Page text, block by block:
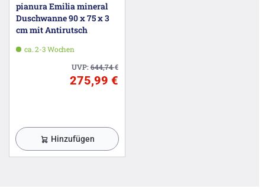
pianura Emilia mineral
Duschwanne 90 x 75 x 3
cm mit Antirutsch
ca. 2-3 Wochen
UVP:644,74€
275,99 €
Hinzufügen